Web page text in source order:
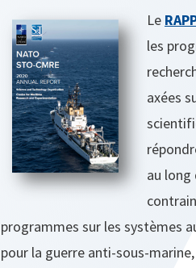
Le
les
axées
au long
programmes sur les systèmes
pour la guerre anti-sous-